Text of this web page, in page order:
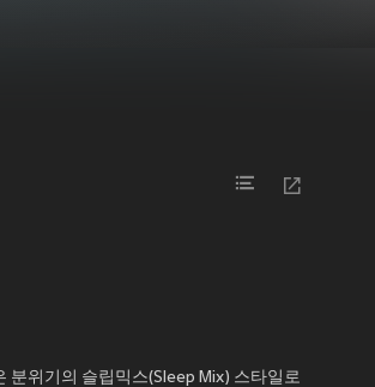
위기의 슬립믹스(Sleep Mix) 스타일로